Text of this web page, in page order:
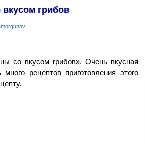
грибов
со вкусом грибов». Очень вкусная
рецептов приготовления этого